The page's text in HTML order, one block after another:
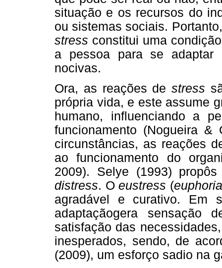
situação e os recursos do
ou sistemas sociais.
stress constitui uma
a pessoa para se adaptar
nocivas.
Ora, as reações destress
própria vida, e este assume
humano, influenciando a
funcionamento (Nogueira &
circunstâncias, as reações
ao funcionamento do
2009). Selye (1993)
distress. Oeustress (
agradável e curativo. Em
adaptaçãogera sensação
satisfação das
inesperados, sendo, de
(2009), um esforço sadio na